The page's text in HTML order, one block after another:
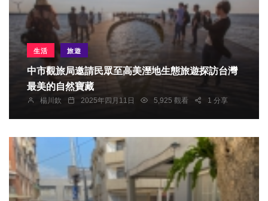
生活 旅遊
中市觀旅局邀請民眾至高美溼地生態旅遊探訪台灣
最美的自然寶藏
楊川欽 2025年四月11日 5,925 觀看 1 分享